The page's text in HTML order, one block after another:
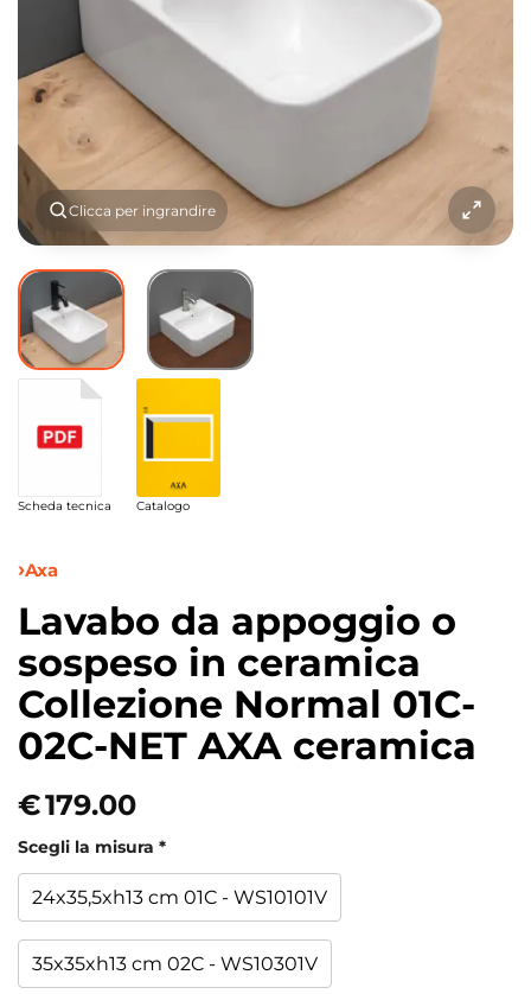
Clicca per ingrandire
Scheda tecnica Catalogo
Axa
Lavabo da appoggio o
sospeso in ceramica
Collezione Normal 01C-
02C-NET AXA ceramica
€179.00
Scegli la misura *
24x35,5xh13 cm 01C - WS10101V
35x35xh13 cm 02C - WS10301V